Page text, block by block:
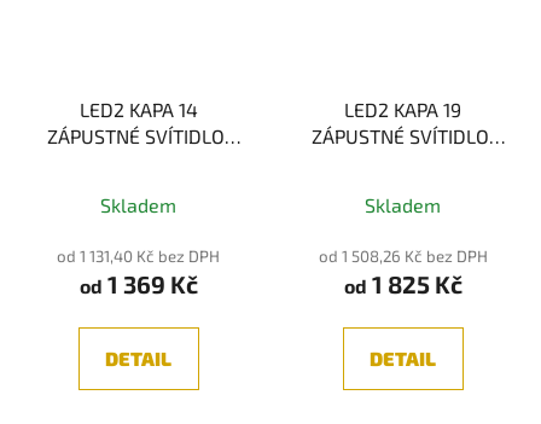
LED2 KAPA 14
ZÁPUSTNÉ SVÍTIDLO,
Skladem
od 1 131,40 Kč bez DPH
od 1 369 Kč
DETAIL
LED2 KAPA 19
ZÁPUSTNÉ SVÍTIDLO,
hodnocení
produktu
je
z
Skladem
od 1 508,26 Kč bez DPH
od 1 825 Kč
DETAIL